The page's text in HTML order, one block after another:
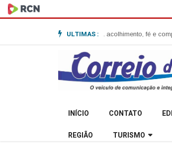
ULTIMAS :
e destaca acolhimento, fé e compromisso com a
INÍCIO CONTATO
REGIÃO TURISMO